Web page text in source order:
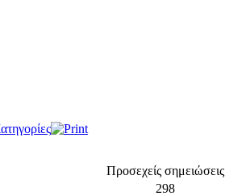
Προσεχείς σημειώσεις
298